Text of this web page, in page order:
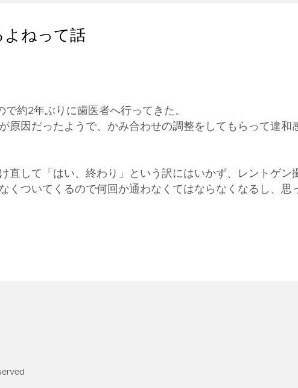
よねって話
約2年ぶりに歯医者へ行ってきた。
原因だったようで、かみ合わせの調整をしてもらって違和
直して「はい、終わり」という訳にはいかず、レントゲン
くついてくるので何回か通わなくてはならなくなるし、思